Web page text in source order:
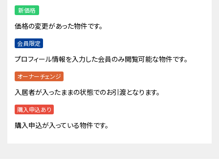
新価格
価格の変更があった物件です。
会員限定
プロフィール情報を入力した会員のみ閲覧可能な物件です。
オーナーチェンジ
入居者が入ったままの状態でのお引渡となります。
購入申込あり
購入申込が入っている物件です。